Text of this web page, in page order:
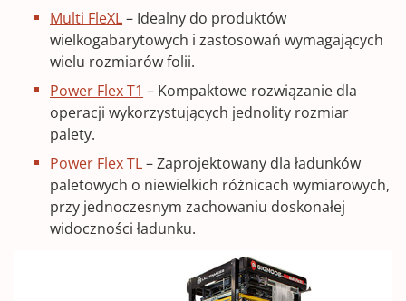
Multi FleXL– Idealny do produktów
wielkogabarytowych i zastosowań wymagających
wielu rozmiarów folii.
Power Flex T1 – Kompaktowe rozwiązanie dla
operacji wykorzystujących jednolity rozmiar
palety.
Power Flex TL– Zaprojektowany dla ładunków
paletowych o niewielkich różnicach wymiarowych,
przy jednoczesnym zachowaniu doskonałej
widoczności ładunku.